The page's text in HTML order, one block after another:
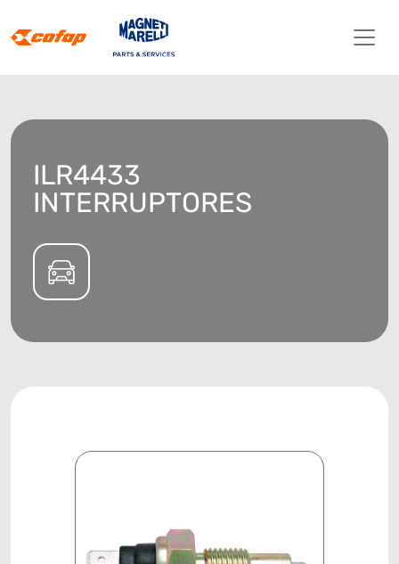
ILR4433
INTERRUPTORES